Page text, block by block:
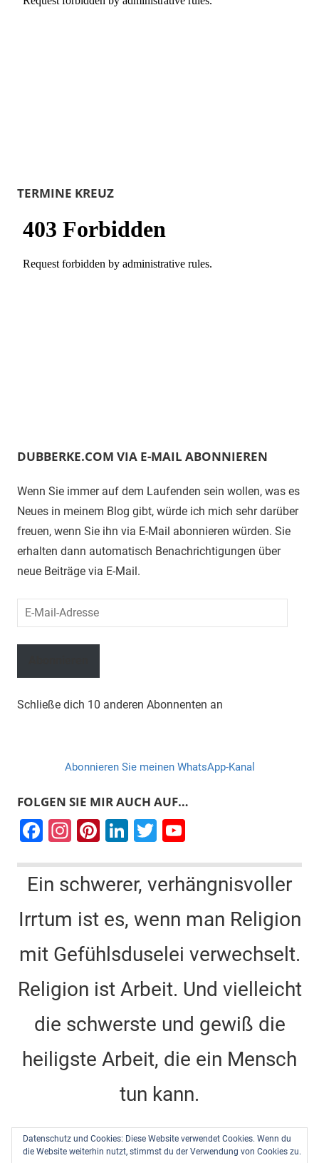
TERMINE KREUZ
DUBBERKE.COM VIA E-MAIL ABONNIEREN
Wenn Sie immer auf dem Laufenden sein wollen, was es
Neues in meinem Blog gibt, würde ich mich sehr darüber
freuen, wenn Sie ihn via E-Mail abonnieren würden. Sie
erhalten dann automatisch Benachrichtigungen über
neue Beiträge via E-Mail.
Mail-
Adresse
Schließe dich 10 anderen Abonnenten an
Abonnieren Sie meinen WhatsApp-Kanal
FOLGEN SIE MIR AUCH AUF…
F
c
e
b
o
o
k
In
a
gr
a
m
Pi
er
e
st
Li
k
e
dI
n
T
tt
er
u
T
u
b
e
C
h
a
n
el
Ein schwerer, verhängnisvoller
Irrtum ist es, wenn man Religion
mit Gefühlsduselei verwechselt.
Religion ist Arbeit. Und vielleicht
die schwerste und gewiß die
heiligste Arbeit, die ein Mensch
tun kann.
Dietrich Bonhoeffer -Barcelona, Berlin, Amerika
1928-1931, DBW Band 10, Seite 484
Datenschutz und Cookies: Diese Website verwendet Cookies. Wenn du
die Website weiterhin nutzt, stimmst du der Verwendung von Cookies zu.